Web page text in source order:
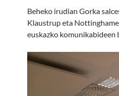
Beheko irudian Gorka
Klaustrup eta
euskazko komunikabideen